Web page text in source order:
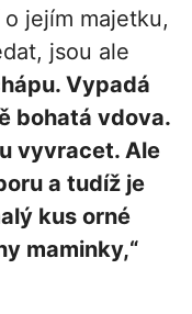
jejím majetku,
jsou ale
Vypadá
bohatá vdova.
vyvracet. Ale
a tudíž je
kus orné
maminky,“